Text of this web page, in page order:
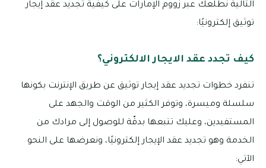
التالية نطلعك عبر زووم الإمارات على كيفية تجديد عقد إيجار
توثيق إلكترونيًا:
كيف تجدد عقد الايجار الالكتروني؟
تنفرد خطوات تجديد عقد إيجار توثيق عن طريق الإنترنت بكونها
سلسلة وميسرة، وتوفر الكثير من الوقت والجهد على
المستفيدين، وعليك تتبعها بدقّة للوصول إلى مرادك من
الخدمة وهو تجديد عقد الإيجار إلكترونيًا، ونعرضها على النحو
الآتي: